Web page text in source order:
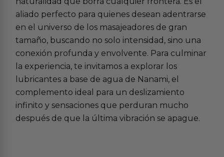
aliado perfecto para quienes desean adentrarse
en el universo de los masajeadores de gran
tamaño, buscando no solo intensidad, sino una
conexión profunda y envolvente. Para culminar
la experiencia, te invitamos a explorar los
lubricantes a base de agua de Nanami, el
complemento ideal para un deslizamiento
infinito y sensaciones que perduran mucho
después de que la última vibración se apague.